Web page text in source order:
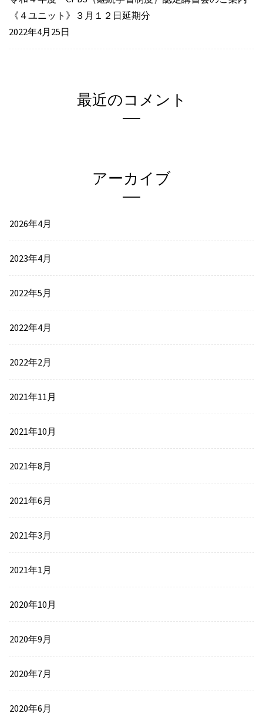
《４ユニット》３月１２日延期分
2022年4月25日
最近のコメント
アーカイブ
2026年4月
2023年4月
2022年5月
2022年4月
2022年2月
2021年11月
2021年10月
2021年8月
2021年6月
2021年3月
2021年1月
2020年10月
2020年9月
2020年7月
2020年6月